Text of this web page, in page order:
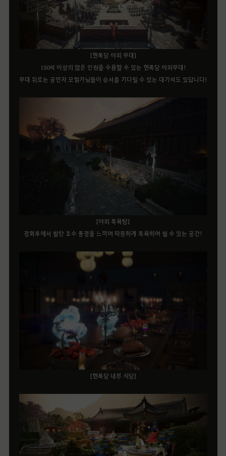
[현록당 야외 무대]
150석 이상의 많은 인원을 수용할 수 있는 현록당 야외무대!
무대 뒤로는 공연자 모험가님들이 순서를 기다릴 수 있는 대기석도 있답니다!
[야외 목욕탕]
경회루에서 발란 호수 풍경을 느끼며 따뜻하게 목욕하며 쉴 수 있는 공간!
[현록당 내부 식당]